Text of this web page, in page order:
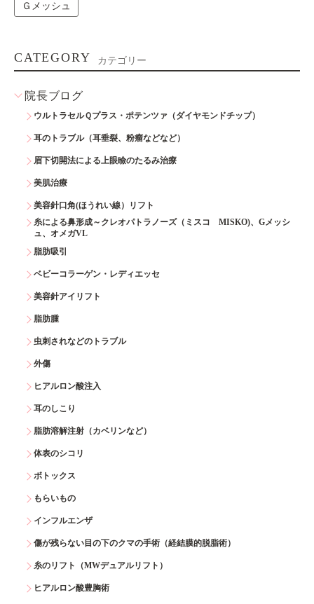
Ｇメッシュ
CATEGORY カテゴリー
院長ブログ
ウルトラセルＱプラス・ポテンツァ（ダイヤモンドチップ）
耳のトラブル（耳垂裂、粉瘤などなど）
眉下切開法による上眼瞼のたるみ治療
美肌治療
美容針口角(ほうれい線）リフト
糸による鼻形成～クレオパトラノーズ（ミスコ MISKO)、Gメッシ
ュ、オメガVL
脂肪吸引
ベビーコラーゲン・レディエッセ
美容針アイリフト
脂肪腫
虫刺されなどのトラブル
外傷
ヒアルロン酸注入
耳のしこり
脂肪溶解注射（カベリンなど）
体表のシコリ
ボトックス
もらいもの
インフルエンザ
傷が残らない目の下のクマの手術（経結膜的脱脂術）
糸のリフト（MWデュアルリフト）
ヒアルロン酸豊胸術